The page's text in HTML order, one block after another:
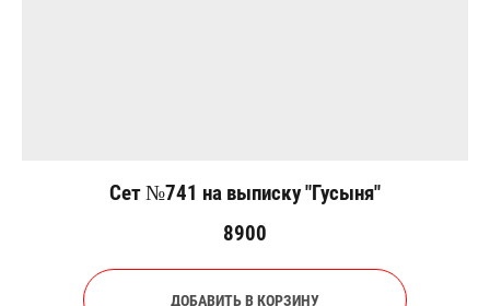
Сет №741 на выписку "Гусыня"
8900
ДОБАВИТЬ В КОРЗИНУ